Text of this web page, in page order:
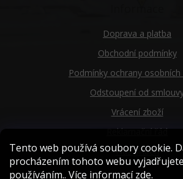
Tento web používá soubory cookie.
procházením tohoto webu
používáním.. Více informacízde.
Doprava a platba
Obchodní podmínky
Podmínky ochrany
Odstoupení od
Vrácení zboží
Reklamační řád
Náš příběh